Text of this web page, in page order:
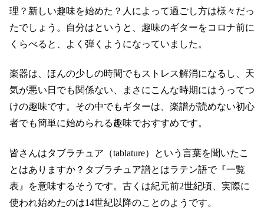
理？新しい趣味を始めた？人によって過ごし方は様々だっ
たでしょう。自分はというと、趣味のギターをコロナ前に
くらべると、よく弾くようになっていました。
楽器は、ほんの少しの時間でもストレス解消になるし、天
気が悪い日でも関係ない、まさにこんな時期にはうってつ
けの趣味です。 その中でもギターは、楽譜が読めない初心
者でも簡単に始められる趣味でおすすめです。
皆さんはタブラチュア（tablature）という言葉を聞いたこ
とはありますか？タブラチュア譜とはラテン語で『一覧
表』を意味するそうです。古くは紀元前2世紀頃、実際に
使われ始めたのは14世紀以降のことのようです。